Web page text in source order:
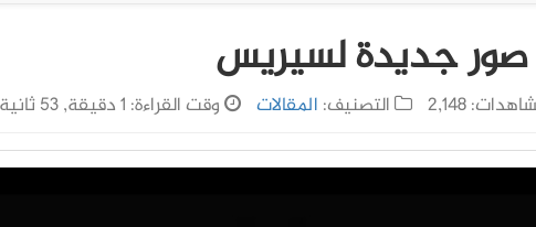
صور جديدة لسيريس
2,148 التصنيف: المقالات وقت القراءة: 1 دقيقة, 53 ثانية